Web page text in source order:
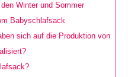
Winter und Sommer
Babyschlafsack
sich auf die Produktion von